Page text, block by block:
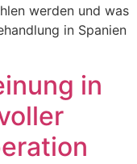
werden und was
in Spanien
in